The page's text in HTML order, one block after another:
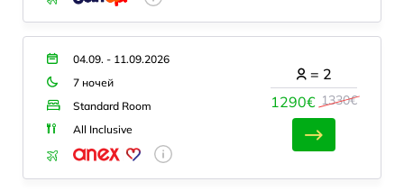
04.09. - 11.09.2026
7 ночей
Standard Room
All Inclusive
1290€ 1330€
= 2